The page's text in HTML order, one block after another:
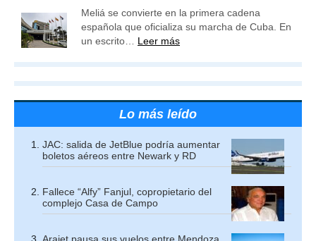
Meliá se convierte en la primera cadena
española que oficializa su marcha de Cuba. En
un escrito… Leer más
Lo más leído
JAC: salida de JetBlue podría aumentar
boletos aéreos entre Newark y RD
Fallece “Alfy” Fanjul, copropietario del
complejo Casa de Campo